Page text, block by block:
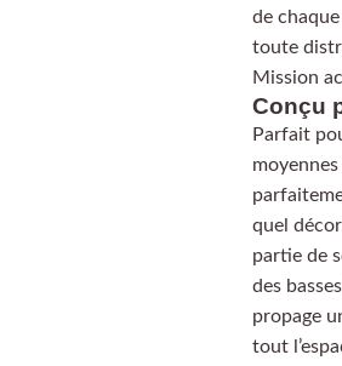
de
toute
Mission
Conçu
Parfait
quel
partie de
des
propage
tout